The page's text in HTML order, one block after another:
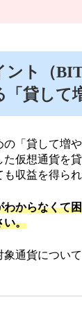
ント（
貸して
「貸して増
た仮想通貨を
収益を得られ
わからなくて
い。
象通貨につい